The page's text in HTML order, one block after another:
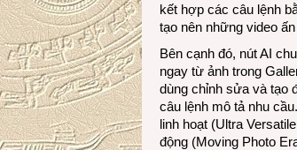
kết hợp các câu lệnh
tạo nên những video
Bên cạnh đó, nút AI
ngay từ ảnh trong
dùng chỉnh sửa và tạo
câu lệnh mô tả nhu
linh hoạt (Ultra
động (Moving Photo